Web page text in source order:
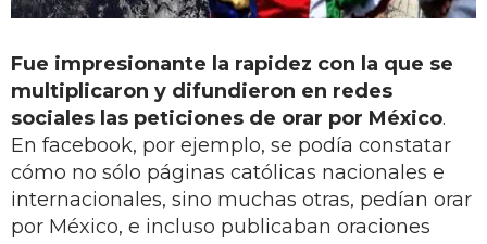
Fue impresionante la rapidez con la que se
multiplicaron y difundieron en redes
sociales las peticiones de orar por México.
En facebook, por ejemplo, se podía constatar
cómo no sólo páginas católicas nacionales e
internacionales, sino muchas otras, pedían orar
por México, e incluso publicaban oraciones